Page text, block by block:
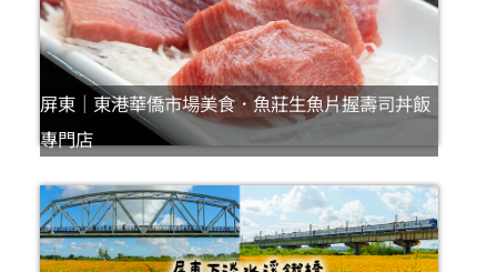
屏東｜東港華僑市場美食．魚莊生魚片握壽司丼飯
專門店